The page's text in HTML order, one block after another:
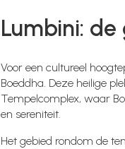
Lumbini:
Voor een cultureel
Boeddha. Deze heilige
Tempelcomplex, waar
en sereniteit.
Het gebied rondom de